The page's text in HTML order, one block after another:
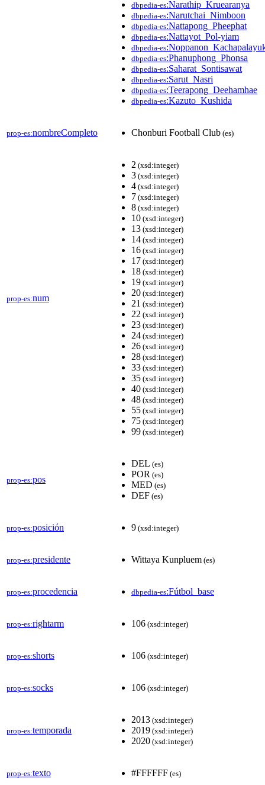
dbpedia-es:Narathip_Kruearanya
dbpedia-es:Narutchai_Nimboon
dbpedia-es:Nattapong_Pheephat
dbpedia-es:Nattayot_Pol-yiam
dbpedia-es
dbpedia-es:Phanuphong_Phonsa
dbpedia-es:Saharat_Sontisawat
dbpedia-es:Sarut_Nasri
dbpedia-es:Teerapong_Deehamhae
dbpedia-es:Kazuto_Kushida
prop-es:nombreCompleto Chonburi Football Club (es)
prop-es:num
2 (xsd:integer)
3 (xsd:integer)
4 (xsd:integer)
7 (xsd:integer)
8 (xsd:integer)
10 (xsd:integer)
13 (xsd:integer)
14 (xsd:integer)
16 (xsd:integer)
17 (xsd:integer)
18 (xsd:integer)
19 (xsd:integer)
20 (xsd:integer)
21 (xsd:integer)
22 (xsd:integer)
23 (xsd:integer)
24 (xsd:integer)
26 (xsd:integer)
28 (xsd:integer)
33 (xsd:integer)
35 (xsd:integer)
40 (xsd:integer)
48 (xsd:integer)
55 (xsd:integer)
75 (xsd:integer)
99 (xsd:integer)
prop-es:pos
DEL (es)
POR (es)
MED (es)
DEF (es)
prop-es:posición 9 (xsd:integer)
prop-es:presidente Wittaya Kunpluem (es)
prop-es:procedencia dbpedia-es:Fútbol_base
prop-es:rightarm 106 (xsd:integer)
prop-es:shorts 106 (xsd:integer)
prop-es:socks 106 (xsd:integer)
prop-es:temporada
2013 (xsd:integer)
2019 (xsd:integer)
2020 (xsd:integer)
prop-es:texto #FFFFFF (es)